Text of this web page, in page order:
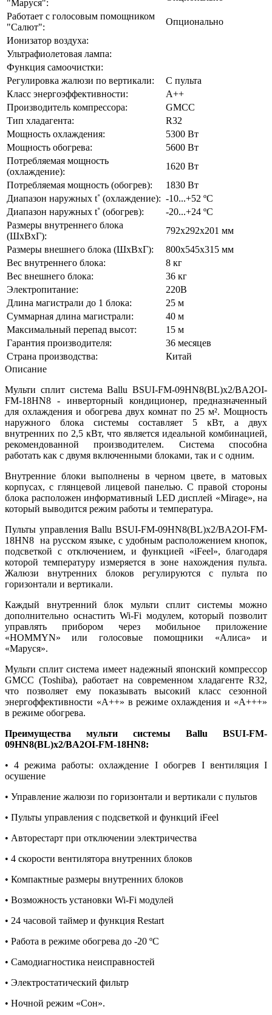
"Маруся":
Работает с голосовым помощником
"Салют":
Опционально
Ионизатор воздуха:
Ультрафиолетовая лампа:
Функция самоочистки:
Регулировка жалюзи по вертикали:
С пульта
Класс энергоэффективности:
А++
Производитель компрессора:
GMCC
Тип хладагента:
R32
Мощность охлаждения:
5300 Вт
Мощность обогрева:
5600 Вт
Потребляемая мощность
(охлаждение):
1620 Вт
Потребляемая мощность (обогрев):
1830 Вт
Диапазон наружных t˚ (охлаждение): -10...+52 ºС
Диапазон наружных t˚ (обогрев):
-20...+24 ºC
Размеры внутреннего блока
(ШхВхГ):
792х292х201 мм
Размеры внешнего блока (ШхВхГ):
800х545х315 мм
Вес внутреннего блока:
8 кг
Вес внешнего блока:
36 кг
Электропитание:
220В
Длина магистрали до 1 блока:
25 м
Суммарная длина магистрали:
40 м
Максимальный перепад высот:
15 м
Гарантия производителя:
36 месяцев
Страна производства:
Китай
Описание
Мульти сплит система Ballu BSUI-FM-09HN8(BL)х2/BA2OI-
FM-18HN8 - инверторный кондиционер, предназначенный
для охлаждения и обогрева двух комнат по 25 м². Мощность
наружного блока системы составляет 5 кВт, а двух
внутренних по 2,5 кВт, что является идеальной комбинацией,
рекомендованной производителем. Система способна
работать как с двумя включенными блоками, так и с одним.
Внутренние блоки выполнены в черном цвете, в матовых
корпусах, с глянцевой лицевой панелью. С правой стороны
блока расположен информативный LED дисплей «Mirage», на
который выводится режим работы и температура.
Пульты управления Ballu BSUI-FM-09HN8(BL)х2/BA2OI-FM-
18HN8 на русском языке, с удобным расположением кнопок,
подсветкой с отключением, и функцией «iFeel», благодаря
которой температуру измеряется в зоне нахождения пульта.
Жалюзи внутренних блоков регулируются с пульта по
горизонтали и вертикали.
Каждый внутренний блок мульти сплит системы можно
дополнительно оснастить Wi-Fi модулем, который позволит
управлять прибором через мобильное приложение
«HOMMYN» или голосовые помощники «Алиса» и
«Маруся».
Мульти сплит система имеет надежный японский компрессор
GMCC (Toshiba), работает на современном хладагенте R32,
что позволяет ему показывать высокий класс сезонной
энергоффективности «А++» в режиме охлаждения и «А+++»
в режиме обогрева.
Преимущества мульти системы Ballu BSUI-FM-
09HN8(BL)х2/BA2OI-FM-18HN8:
• 4 режима работы: охлаждение I обогрев I вентиляция I
осушение
• Управление жалюзи по горизонтали и вертикали с пультов
• Пульты управления с подсветкой и функций iFeel
• Авторестарт при отключении электричества
• 4 скорости вентилятора внутренних блоков
• Компактные размеры внутренних блоков
• Возможность установки Wi-Fi модулей
• 24 часовой таймер и функция Restart
• Работа в режиме обогрева до -20 ºС
• Самодиагностика неисправностей
• Электростатический фильтр
• Ночной режим «Сон».